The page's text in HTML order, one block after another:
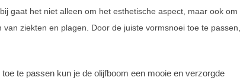
gaat het niet alleen om het esthetische aspect, maar ook om
ziekten en plagen. Door de juiste vormsnoei toe te passen,
te passen kun je de olijfboom een mooie en verzorgde